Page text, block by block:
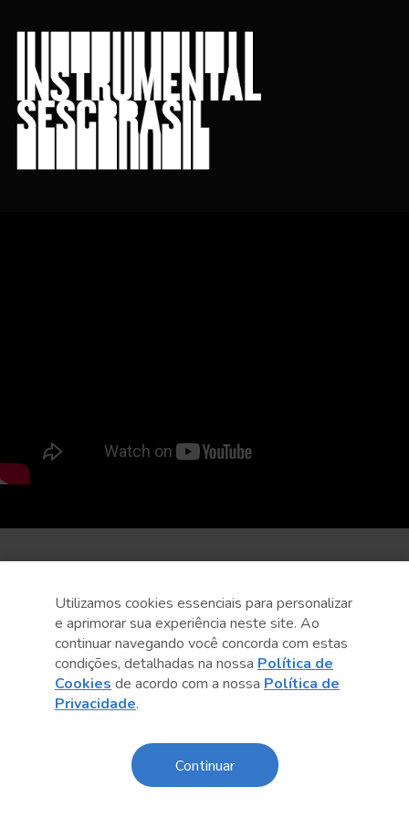
Utilizamos cookies essenciais para personalizar
e aprimorar sua experiência neste site. Ao
continuar navegando você concorda com estas
condições, detalhadas na nossa Política de
Cookies de acordo com a nossa Política de
Privacidade.
Continuar